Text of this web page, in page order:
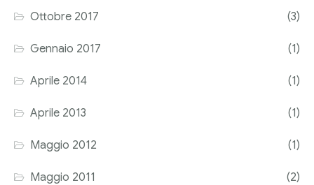
Ottobre 2017 (3)
Gennaio 2017 (1)
Aprile 2014 (1)
Aprile 2013 (1)
Maggio 2012 (1)
Maggio 2011 (2)